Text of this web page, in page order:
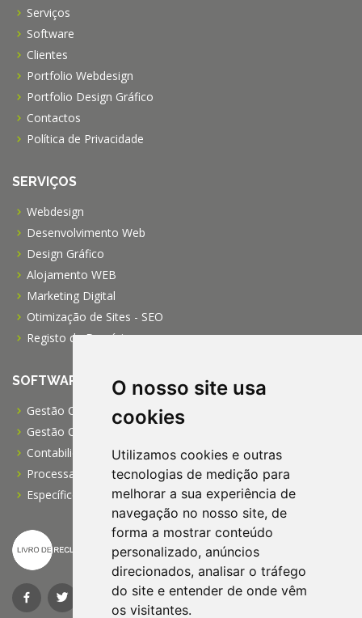
O nosso site usa
cookies
Utilizamos cookies e outras
tecnologias de medição para
melhorar a sua experiência de
navegação no nosso site, de
forma a mostrar conteúdo
personalizado, anúncios
direcionados, analisar o tráfego
do site e entender de onde vêm
os visitantes.
Serviços
Software
Clientes
Portfolio Webdesign
Portfolio Design Gráfico
Contactos
Política de Privacidade
SERVIÇOS
Webdesign
Desenvolvimento Web
Design Gráfico
Alojamento WEB
Marketing Digital
Otimização de Sites - SEO
Registo de Domínios
SOFTWARE
Gestão Comercial PRO
Gestão Comercial PME
Contabilidade Profissional
Processamento de Salários
Específico para IPSS